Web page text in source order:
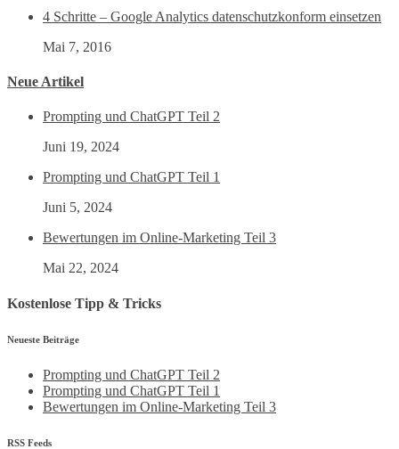
4 Schritte – Google Analytics datenschutzkonform einsetzen
Mai 7, 2016
Neue Artikel
Prompting und ChatGPT Teil 2
Juni 19, 2024
Prompting und ChatGPT Teil 1
Juni 5, 2024
Bewertungen im Online-Marketing Teil 3
Mai 22, 2024
Kostenlose Tipp & Tricks
Neueste Beiträge
Prompting und ChatGPT Teil 2
Prompting und ChatGPT Teil 1
Bewertungen im Online-Marketing Teil 3
RSS Feeds